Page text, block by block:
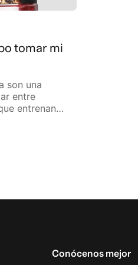
tomar mi
son una
entre
entrenan
Conócenos mejor